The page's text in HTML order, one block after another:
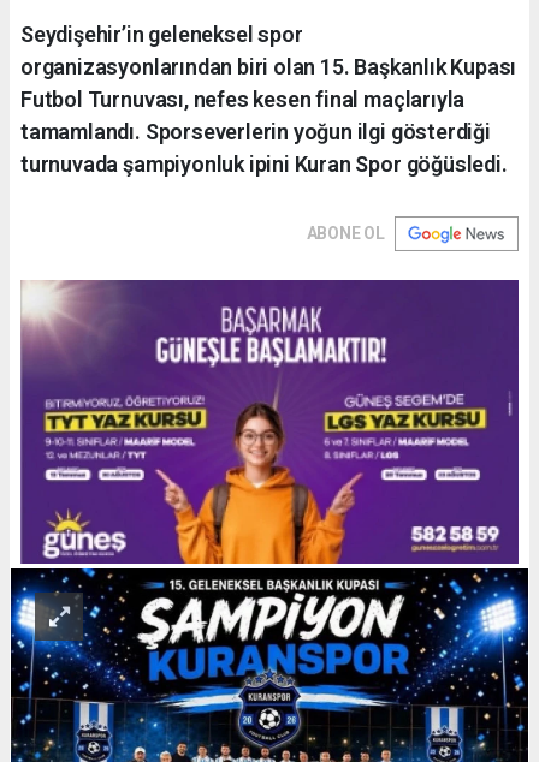
Seydişehir’in geleneksel spor
organizasyonlarından biri olan 15. Başkanlık Kupası
Futbol Turnuvası, nefes kesen final maçlarıyla
tamamlandı. Sporseverlerin yoğun ilgi gösterdiği
turnuvada şampiyonluk ipini Kuran Spor göğüsledi.
ABONE OL